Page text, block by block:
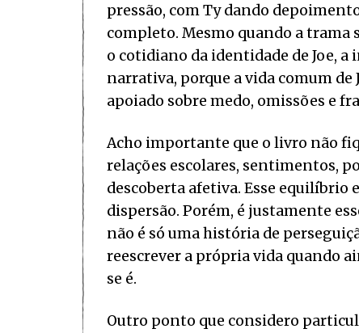
pressão, com Ty dando
completo. Mesmo quando a trama
o cotidiano da identidade de Joe,
narrativa, porque a vida comum de
apoiado sobre medo, omissões e
Acho importante que o livro não
relações escolares, sentimentos,
descoberta afetiva. Esse equilíbrio
dispersão. Porém, é justamente
não é só uma história de
reescrever a própria vida quando
se é.
Outro ponto que considero